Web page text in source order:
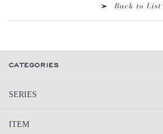
CATEGORIES
SERIES
ITEM